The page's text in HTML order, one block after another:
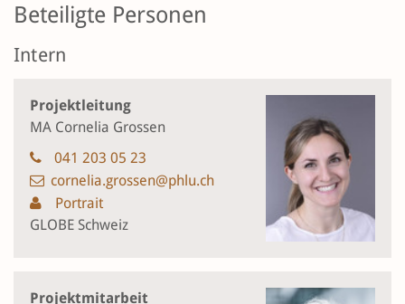
Beteiligte Personen
Intern
Projektleitung
MA Cornelia Grossen
041 203 05 23
cornelia.grossen@phlu.ch
Portrait
GLOBE Schweiz
Projektmitarbeit